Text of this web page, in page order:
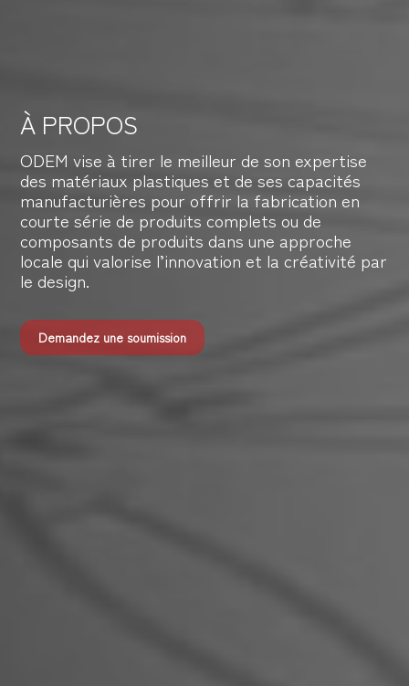
À PROPOS
ODEM vise à tirer le meilleur de son expertise
des matériaux plastiques et de ses capacités
manufacturières pour offrir la fabrication en
courte série de produits complets ou de
composants de produits dans une approche
locale qui valorise l’innovation et la créativité par
le design.
Demandez une soumission